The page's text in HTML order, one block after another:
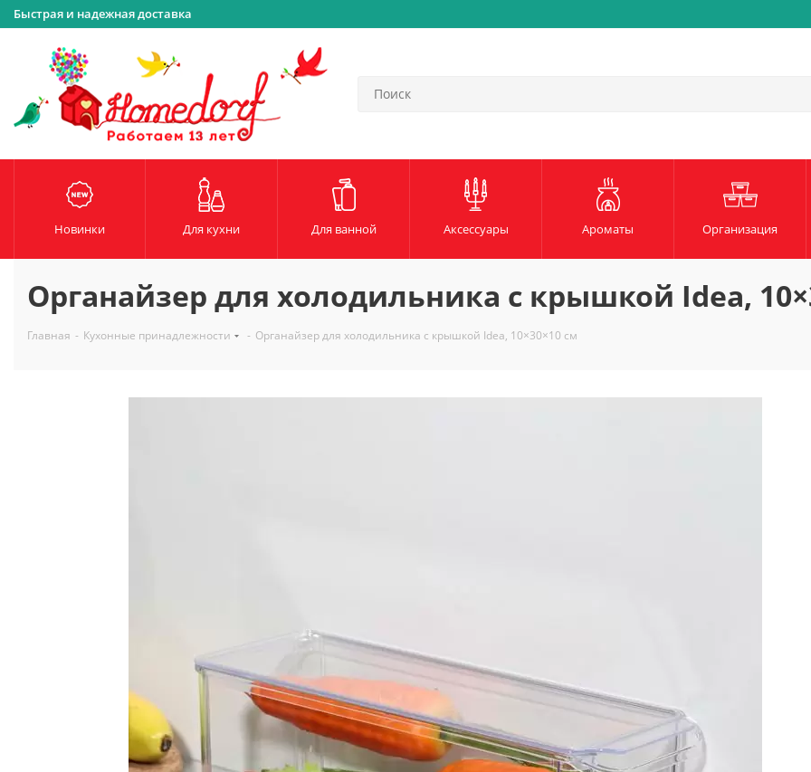
Быстрая и надежная доставка
Новинки Для кухни Для ванной Аксессуары Ароматы Организация
Органайзер для холодильника с крышкой Idea,
Главная - Кухонные принадлежности - Органайзер для холодильника с крышкой Idea, 10×30×10 см